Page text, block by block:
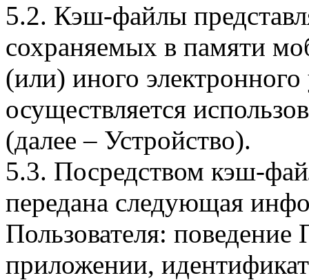
5.2. Кэш-файлы
сохраняемых в памяти
(или) иного электронного
осуществляется
(далее – Устройство).
5.3. Посредством кэш-
передана следующая
Пользователя:
приложении,